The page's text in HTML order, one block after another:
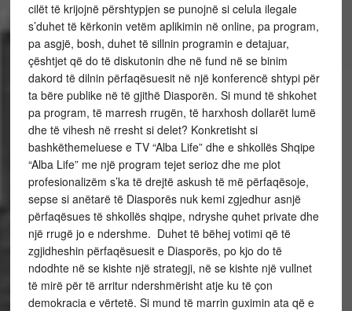
cilët të krijojnë përshtypjen se punojnë si celula ilegale
s’duhet të kërkonin vetëm aplikimin në online, pa program,
pa asgjë, bosh, duhet të sillnin programin e detajuar,
çështjet që do të diskutonin dhe në fund në se binim
dakord të dilnin përfaqësuesit në një konferencë shtypi për
ta bëre publike në të gjithë Diasporën. Si mund të shkohet
pa program, të marresh rrugën, të harxhosh dollarët lumë
dhe të vihesh në rresht si delet? Konkretisht si
bashkëthemeluese e TV “Alba Life” dhe e shkollës Shqipe
“Alba Life” me një program tejet serioz dhe me plot
profesionalizëm s’ka të drejtë askush të më përfaqësoje,
sepse si anëtarë të Diasporës nuk kemi zgjedhur asnjë
përfaqësues të shkollës shqipe, ndryshe quhet private dhe
një rrugë jo e ndershme. Duhet të bëhej votimi që të
zgjidheshin përfaqësuesit e Diasporës, po kjo do të
ndodhte në se kishte një strategji, në se kishte një vullnet
të mirë për të arritur ndershmërisht atje ku të çon
demokracia e vërtetë. Si mund të marrin guximin ata që e